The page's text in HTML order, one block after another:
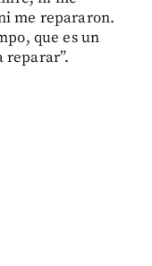
me repararon.
que es un